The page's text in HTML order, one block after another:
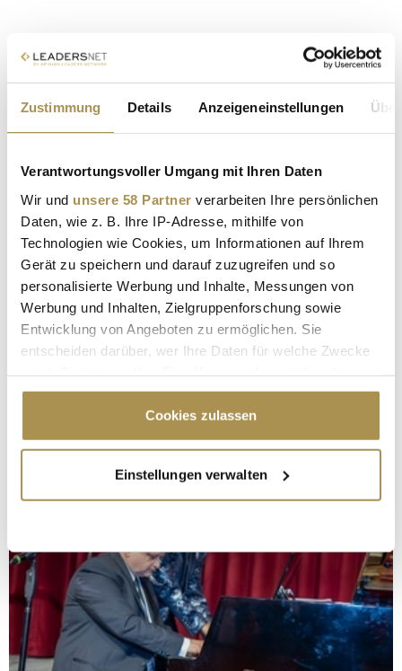
Zustimmung Details Anzeigeneinstellungen
Verantwortungsvoller Umgang mit Ihren Daten
Wir und unsere 58 Partner verarbeiten Ihre persönlichen
Daten, wie z. B. Ihre IP-Adresse, mithilfe von
Technologien wie Cookies, um Informationen auf Ihrem
Gerät zu speichern und darauf zuzugreifen und so
personalisierte Werbung und Inhalte, Messungen von
Werbung und Inhalten, Zielgruppenforschung sowie
Entwicklung von Angeboten zu ermöglichen. Sie
entscheiden darüber, wer Ihre Daten für welche Zwecke
Cookie-Erklärung oder durch Klicken auf das Privacy
Trigger Symbol ändern oder widerrufen
Informationen über Ihre geografische Lage
erfassen, welche bis auf einige Meter genau sein
bestimmten Merkmalen (Fingerprinting) identifizieren
Erfahren Sie mehr darüber, wie Ihre persönlichen Daten
verarbeitet werden, und legen Sie Ihre Präferenzen im
Abschnitt Einzelheitenfest.
Cookies zulassen
Einstellungen verwalten